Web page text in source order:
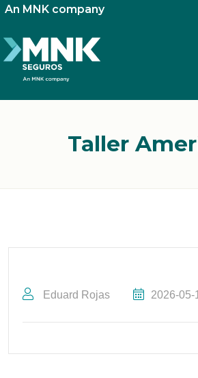
An MNK company
Taller
Eduard Rojas 2026-05-